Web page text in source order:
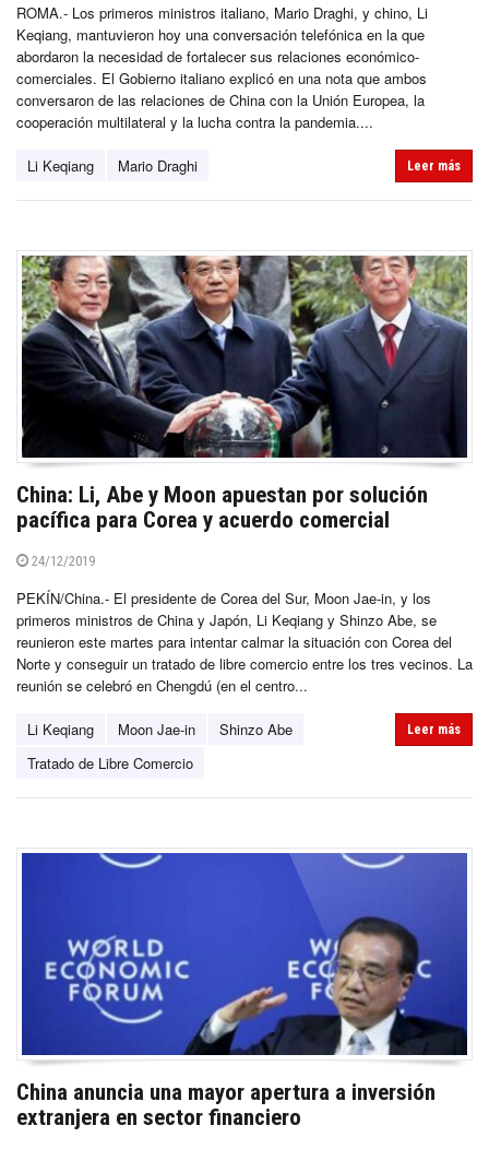
ROMA.- Los primeros ministros italiano, Mario Draghi, y chino, Li
Keqiang, mantuvieron hoy una conversación telefónica en la que
abordaron la necesidad de fortalecer sus relaciones económico-
comerciales. El Gobierno italiano explicó en una nota que ambos
conversaron de las relaciones de China con la Unión Europea, la
cooperación multilateral y la lucha contra la pandemia....
Li Keqiang Mario Draghi Leer más
China: Li, Abe y Moon apuestan por solución
pacífica para Corea y acuerdo comercial
24/12/2019
PEKÍN/China.- El presidente de Corea del Sur, Moon Jae-in, y los
primeros ministros de China y Japón, Li Keqiang y Shinzo Abe, se
reunieron este martes para intentar calmar la situación con Corea del
Norte y conseguir un tratado de libre comercio entre los tres vecinos. La
reunión se celebró en Chengdú (en el centro...
Li Keqiang Moon Jae-in
Shinzo Abe
Tratado de Libre Comercio
Leer más
China anuncia una mayor apertura a inversión
extranjera en sector financiero